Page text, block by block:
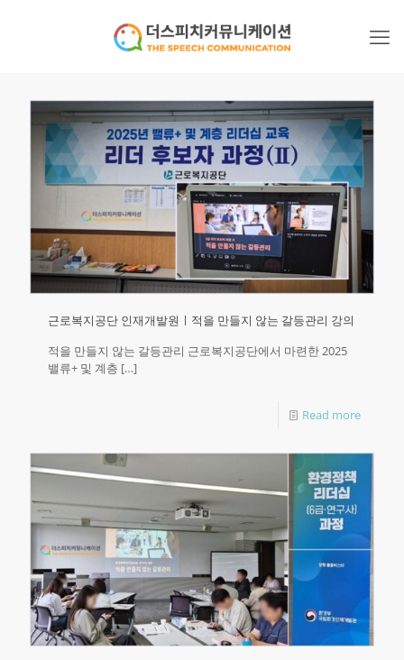
근로복지공단 인재개발원ㅣ적을 만들지 않는 갈등관리 강의
적을 만들지 않는 갈등관리 근로복지공단에서 마련한 2025
밸류+ 및 계층 […]
Read more